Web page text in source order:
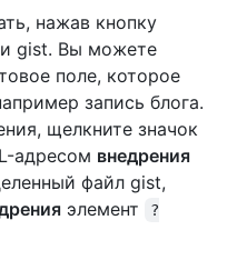
нажав кнопку
gist. Вы можете
поле, которое
запись блога.
щелкните значок
адресом внедрения
файл gist,
элемент
?